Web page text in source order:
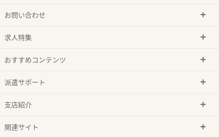
お問い合わせ
求人特集
おすすめコンテンツ
派遣サポート
支店紹介
関連サイト